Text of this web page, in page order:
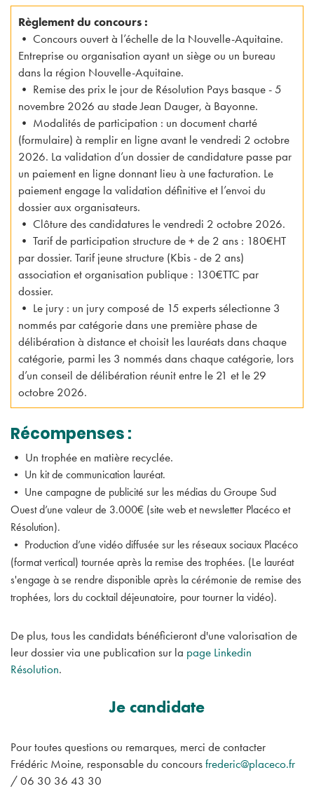
Règlement du concours :
• Concours ouvert à l’échelle de la Nouvelle-Aquitaine.
Entreprise ou organisation ayant un siège ou un bureau
dans la région Nouvelle-Aquitaine.
• Remise des prix le jour de Résolution Pays basque - 5
novembre 2026 au stade Jean Dauger, à Bayonne.
• Modalités de participation : un document charté
(formulaire) à remplir en ligne avant le vendredi 2 octobre
2026. La validation d’un dossier de candidature passe par
un paiement en ligne donnant lieu à une facturation. Le
paiement engage la validation définitive et l’envoi du
dossier aux organisateurs.
• Clôture des candidatures le vendredi 2 octobre 2026.
• Tarif de participation structure de + de 2 ans : 180€HT
par dossier. Tarif jeune structure (Kbis - de 2 ans)
association et organisation publique : 130€TTC par
dossier.
• Le jury : un jury composé de 15 experts sélectionne 3
nommés par catégorie dans une première phase de
délibération à distance et choisit les lauréats dans chaque
catégorie, parmi les 3 nommés dans chaque catégorie, lors
d’un conseil de délibération réunit entre le 21 et le 29
octobre 2026.
Récompenses :
• Un trophée en matière recyclée.
• Un kit de communication lauréat.
• Une campagne de publicité sur les médias du Groupe Sud
Ouest d’une valeur de 3.000€ (site web et newsletter Placéco et
Résolution).
• Production d’une vidéo diffusée sur les réseaux sociaux Placéco
(format vertical) tournée après la remise des trophées. (Le lauréat
s'engage à se rendre disponible après la cérémonie de remise des
trophées, lors du cocktail déjeunatoire, pour tourner la vidéo).
De plus, tous les candidats bénéficieront d'une valorisation de
leur dossier via une publication sur la page Linkedin
Résolution.
Je candidate
Pour toutes questions ou remarques, merci de contacter
Frédéric Moine, responsable du concours frederic@placeco.fr
/ 06 30 36 43 30